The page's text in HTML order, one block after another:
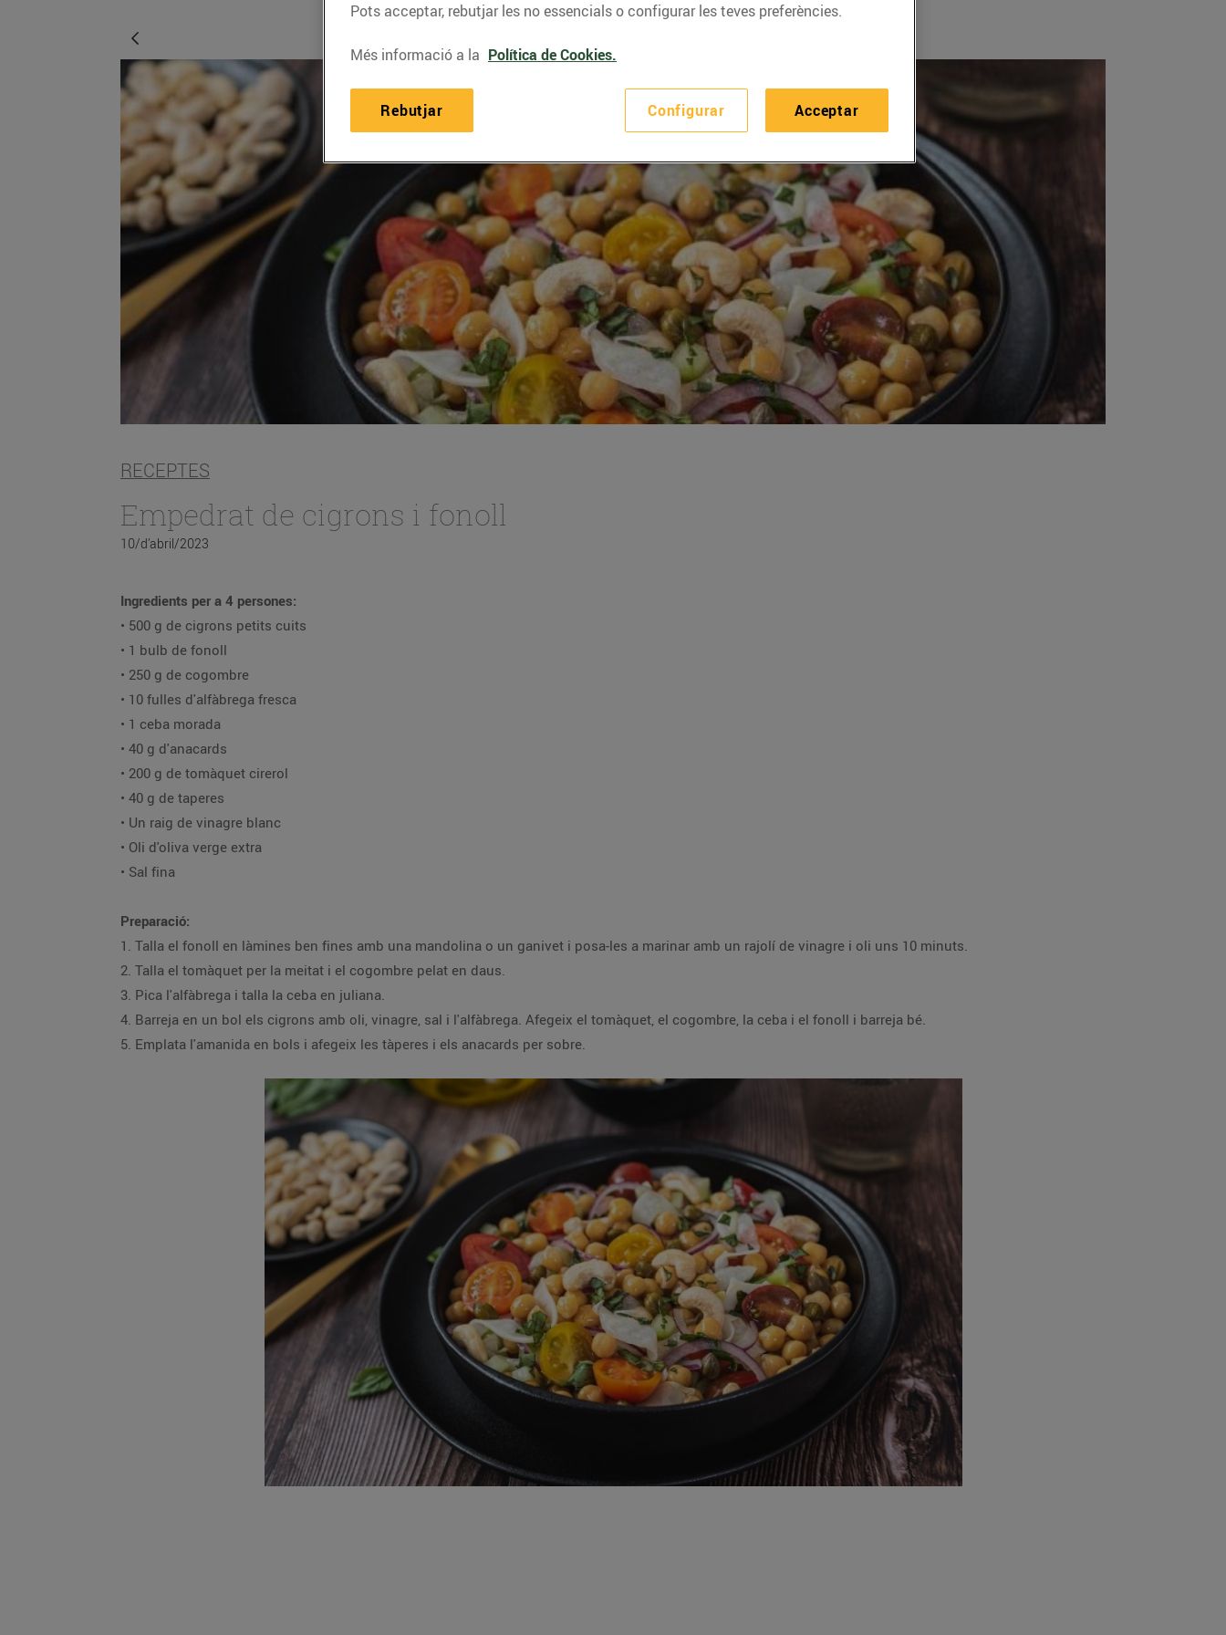
RECEPTES
Empedrat de cigrons i fonoll
10/d’abril/2023
Ingredients per a 4 persones:
• 500 g de cigrons petits cuits
• 1 bulb de fonoll
• 250 g de cogombre
• 10 fulles d'alfàbrega fresca
• 1 ceba morada
• 40 g d'anacards
• 200 g de tomàquet cirerol
• 40 g de taperes
• Un raig de vinagre blanc
• Oli d'oliva verge extra
• Sal fina
Preparació:
1. Talla el fonoll en làmines ben fines amb una mandolina o un ganivet i posa-les a marinar amb un rajolí de vinagre i oli uns 10 minuts.
2. Talla el tomàquet per la meitat i el cogombre pelat en daus.
3. Pica l'alfàbrega i talla la ceba en juliana.
4. Barreja en un bol els cigrons amb oli, vinagre, sal i l'alfàbrega. Afegeix el tomàquet, el cogombre, la ceba i el fonoll i barreja bé.
5. Emplata l'amanida en bols i afegeix les tàperes i els anacards per sobre.
Pots acceptar, rebutjar les no essencials o configurar les teves preferències.
Més informació a la Política de Cookies.
Configurar
Rebutjar Acceptar